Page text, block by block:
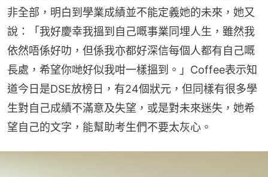
非全部，明白到學業成績並不能定義她的未來，她又
說：「我好慶幸我搵到自己嘅事業同埋人生，雖然我
依然唔係好叻，但係我亦都好深信每個人都有自己嘅
長處，希望你哋好似我咁一樣搵到。」Coffee表示知
道今日是DSE放榜日，有24個狀元，但同樣有很多學
生對自己成績不滿意及失望，或是對未來迷失，她希
望自己的文字，能幫助考生們不要太灰心。